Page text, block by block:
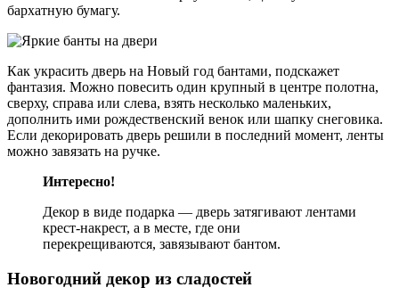
бархатную бумагу.
Как украсить дверь на Новый год бантами, подскажет
фантазия. Можно повесить один крупный в центре полотна,
сверху, справа или слева, взять несколько маленьких,
дополнить ими рождественский венок или шапку снеговика.
Если декорировать дверь решили в последний момент, ленты
можно завязать на ручке.
Интересно!
Декор в виде подарка — дверь затягивают лентами
крест-накрест, а в месте, где они
перекрещиваются, завязывают бантом.
Новогодний декор из сладостей